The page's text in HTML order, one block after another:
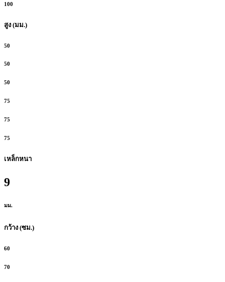
100
สูง (มม.)
50
50
50
75
75
75
เหล็กหนา
9
มม.
กว้าง (ซม.)
60
70